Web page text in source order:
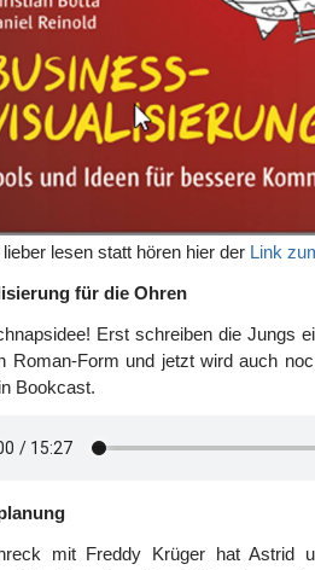
lesen statt hören hier der Link
für die Ohren
Erst schreiben die Jungs
Roman-Form und jetzt wird auch
Bookcast.
mit Freddy Krüger hat Astrid